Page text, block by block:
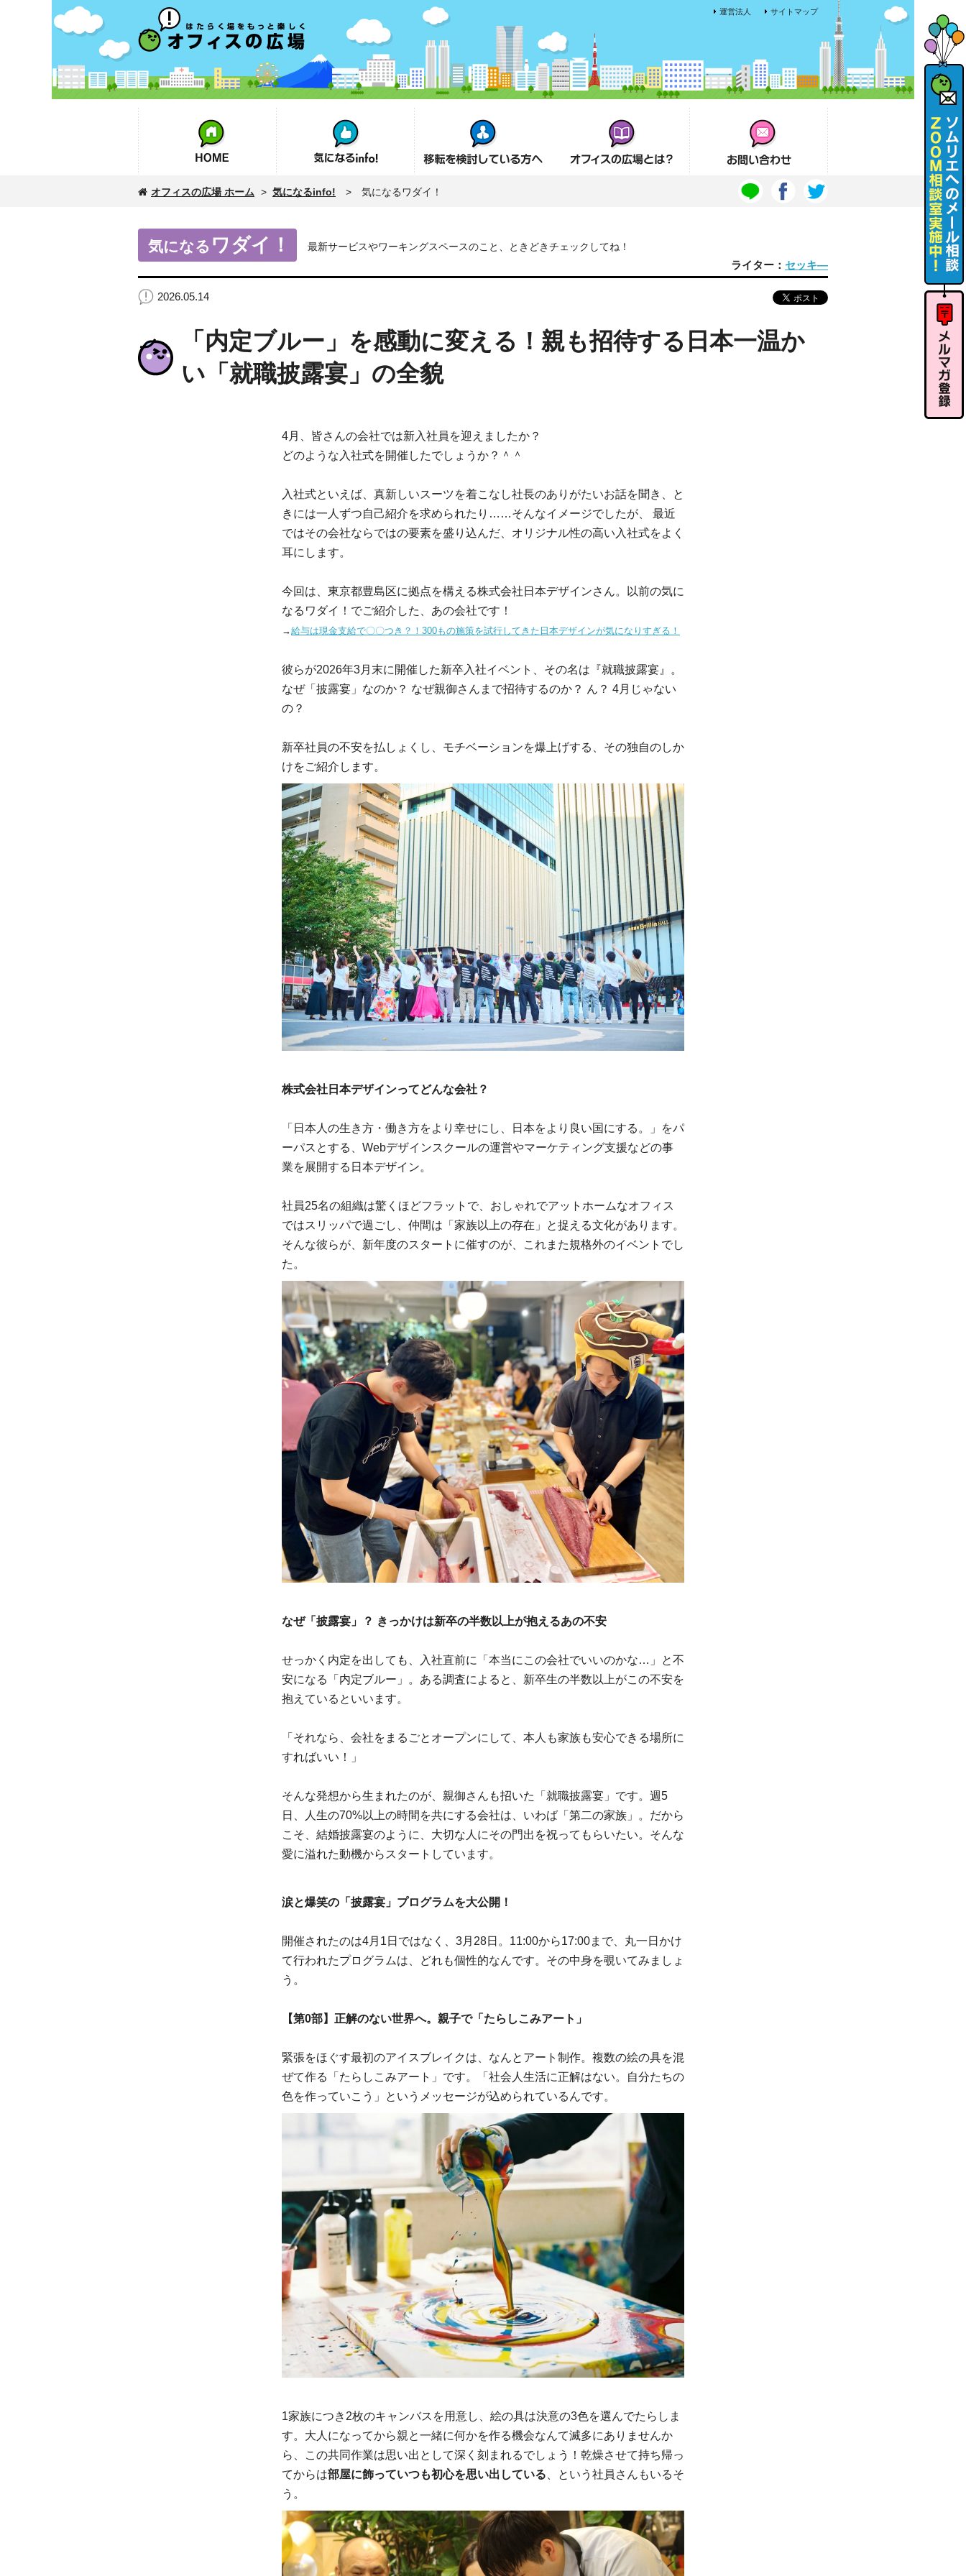
サイトマップ
運営法人
お問い合わせ
オフィスの広場 ホーム > 気になるinfo! > 気になるワダイ！
気になる ワダイ！ 最新サービスやワーキングスペースのこと、ときどきチェックしてね！
ライター： セッキ―
2026.05.14
「内定ブルー」を感動に変える！親も招待する日本一温か
い「就職披露宴」の全貌
4月、皆さんの会社では新入社員を迎えましたか？
どのような入社式を開催したでしょうか？＾＾
入社式といえば、真新しいスーツを着こなし社長のありがたいお話を聞き、と
きには一人ずつ自己紹介を求められたり……そんなイメージでしたが、 最近
ではその会社ならではの要素を盛り込んだ、オリジナル性の高い入社式をよく
耳にします。
今回は、東京都豊島区に拠点を構える株式会社日本デザインさん。以前の気に
なるワダイ！でご紹介した、あの会社です！
→給与は現金支給で〇〇つき？！300もの施策を試行してきた日本デザインが気になりすぎる！
彼らが2026年3月末に開催した新卒入社イベント、その名は『就職披露宴』。
なぜ「披露宴」なのか？ なぜ親御さんまで招待するのか？ ん？ 4月じゃない
の？
新卒社員の不安を払しょくし、モチベーションを爆上げする、その独自のしか
けをご紹介します。
株式会社日本デザインってどんな会社？
「日本人の生き方・働き方をより幸せにし、日本をより良い国にする。」をパ
ーパスとする、Webデザインスクールの運営やマーケティング支援などの事
業を展開する日本デザイン。
社員25名の組織は驚くほどフラットで、おしゃれでアットホームなオフィス
ではスリッパで過ごし、仲間は「家族以上の存在」と捉える文化があります。
そんな彼らが、新年度のスタートに催すのが、これまた規格外のイベントでし
た。
なぜ「披露宴」？ きっかけは新卒の半数以上が抱えるあの不安
せっかく内定を出しても、入社直前に「本当にこの会社でいいのかな…」と不
安になる「内定ブルー」。ある調査によると、新卒生の半数以上がこの不安を
抱えているといいます。
「それなら、会社をまるごとオープンにして、本人も家族も安心できる場所に
すればいい！」
そんな発想から生まれたのが、親御さんも招いた「就職披露宴」です。週5
日、人生の70%以上の時間を共にする会社は、いわば「第二の家族」。だから
こそ、結婚披露宴のように、大切な人にその門出を祝ってもらいたい。そんな
愛に溢れた動機からスタートしています。
涙と爆笑の「披露宴」プログラムを大公開！
開催されたのは4月1日ではなく、3月28日。11:00から17:00まで、丸一日かけ
て行われたプログラムは、どれも個性的なんです。その中身を覗いてみましょ
う。
【第0部】正解のない世界へ。親子で「たらしこみアート」
緊張をほぐす最初のアイスブレイクは、なんとアート制作。複数の絵の具を混
ぜて作る「たらしこみアート」です。「社会人生活に正解はない。自分たちの
色を作っていこう」というメッセージが込められているんです。
1家族につき2枚のキャンバスを用意し、絵の具は決意の3色を選んでたらしま
す。大人になってから親と一緒に何かを作る機会なんて滅多にありませんか
ら、この共同作業は思い出として深く刻まれるでしょう！乾燥させて持ち帰っ
てからは部屋に飾っていつも初心を思い出している 、という社員さんもいるそ
う。
ソムリエ
へのメー
ル相談